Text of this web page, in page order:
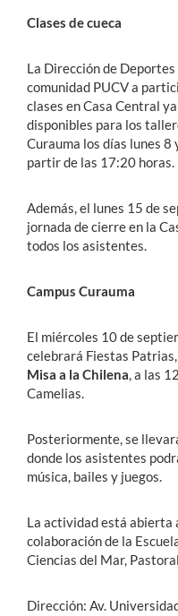
Clases de cueca
La Dirección de
comunidad PUCV a
clases en Casa Central
disponibles para los
Curauma los días lunes 8
partir de las 17:20
Además, el lunes 15 de
jornada de cierre en la
todos los asistentes.
Campus Curauma
El miércoles 10 de
celebrará Fiestas
Misa a la Chilena , a las
Camelias.
Posteriormente, se
donde los asistentes
música, bailes y juegos.
La actividad está abierta
colaboración de la
Ciencias del Mar,
Dirección: Av.